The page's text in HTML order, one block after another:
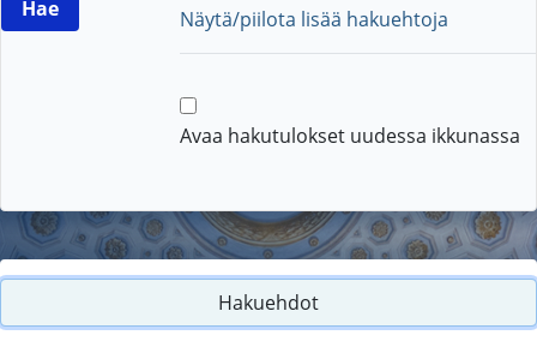
Näytä/piilota lisää hakuehtoja
Avaa hakutulokset uudessa ikkunassa
Hakuehdot